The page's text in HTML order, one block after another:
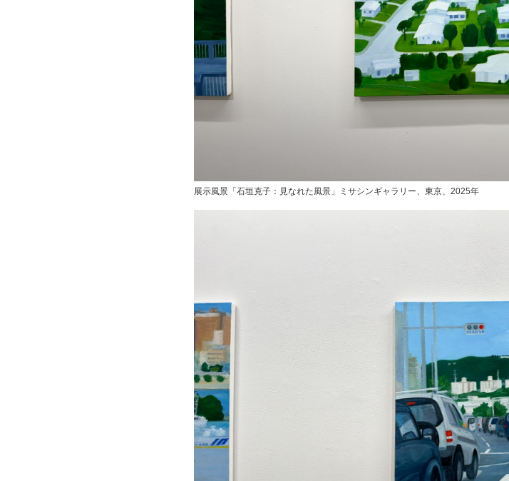
展示風景「石垣克子：見なれた風景」ミサシンギャラリー、東京、2025年